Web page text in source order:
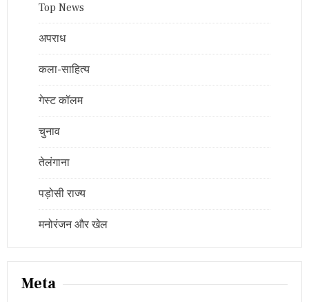
Top News
अपराध
कला-साहित्य
गेस्ट कॉलम
चुनाव
तेलंगाना
पड़ोसी राज्य
मनोरंजन और खेल
Meta